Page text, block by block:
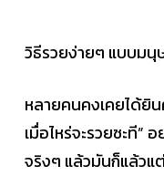
วิธีรวยง่ายๆ แบบมนุ
หลายคนคงเคยได้ยิน
เมื่อไหร่จะรวยซะที”
จริงๆ แล้วมันก็แล้ว